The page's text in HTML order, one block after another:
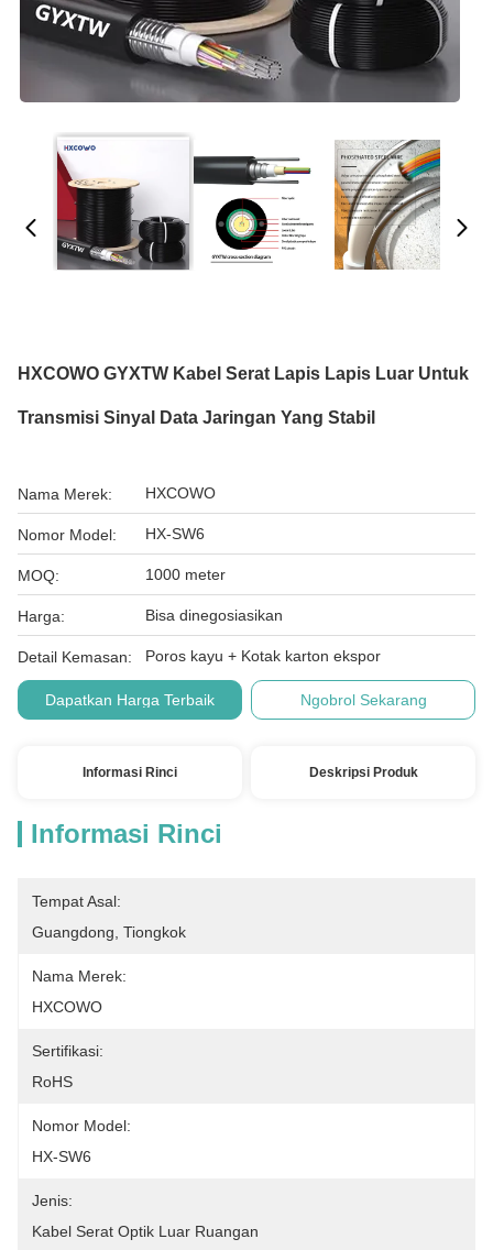
HXCOWO GYXTW Kabel Serat Lapis Lapis Luar Untuk
Transmisi Sinyal Data Jaringan Yang Stabil
Nama Merek: HXCOWO
Nomor Model: HX-SW6
MOQ: 1000 meter
Harga: Bisa dinegosiasikan
Detail Kemasan: Poros kayu + Kotak karton ekspor
Dapatkan Harga Terbaik Ngobrol Sekarang
Informasi Rinci Deskripsi Produk
Informasi Rinci
Tempat Asal:
Guangdong, Tiongkok
Nama Merek:
HXCOWO
Sertifikasi:
RoHS
Nomor Model:
HX-SW6
Jenis:
Kabel Serat Optik Luar Ruangan